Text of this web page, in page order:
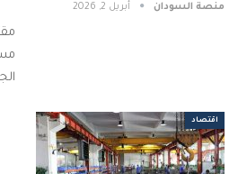
منصة السودان أبريل 2, 2026
اقتصاد